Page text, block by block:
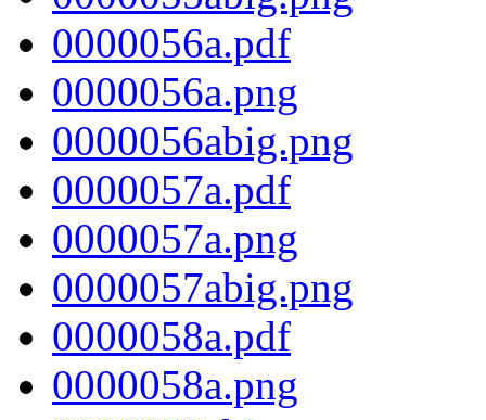
0000056a.pdf
0000056a.png
0000056abig.png
0000057a.pdf
0000057a.png
0000057abig.png
0000058a.pdf
0000058a.png